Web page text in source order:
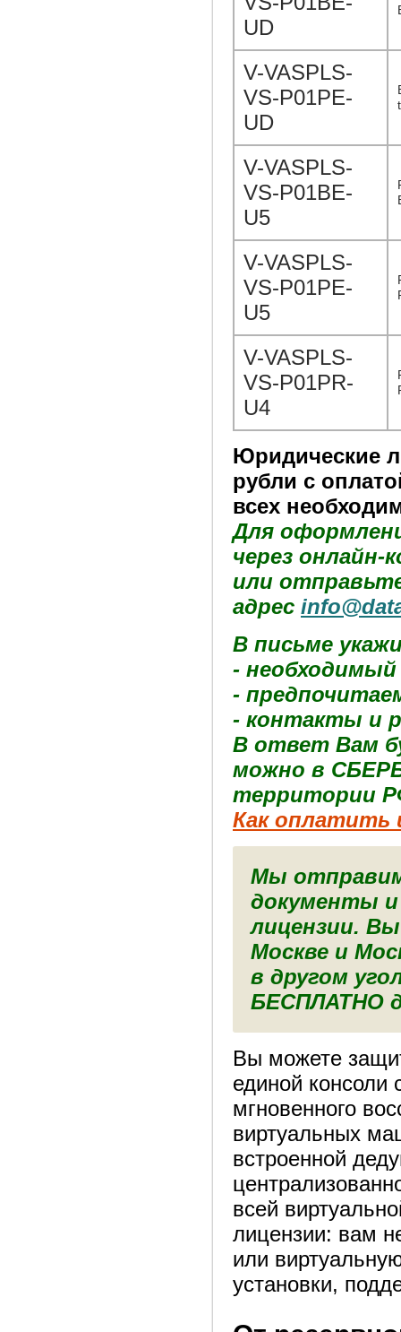
UD
V-VASPLS-
VS-P01PE-
UD
V-VASPLS-
VS-P01BE-
U5
V-VASPLS-
VS-P01PE-
U5
V-VASPLS-
VS-P01PR-
U4
Юридические
рубли с
всех
Для
через
или
адрес
В письме
-
-
- контакты и
В ответ Вам
можно в
территории
Как оплатить
Мы
документы
лицензии.
Москве и
в другом
БЕСПЛАТНО
Вы можете
единой
мгновенного
виртуальных
встроенной
всей
лицензии: вам
или
установки,